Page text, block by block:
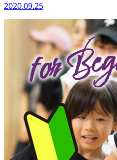
2020.09.25